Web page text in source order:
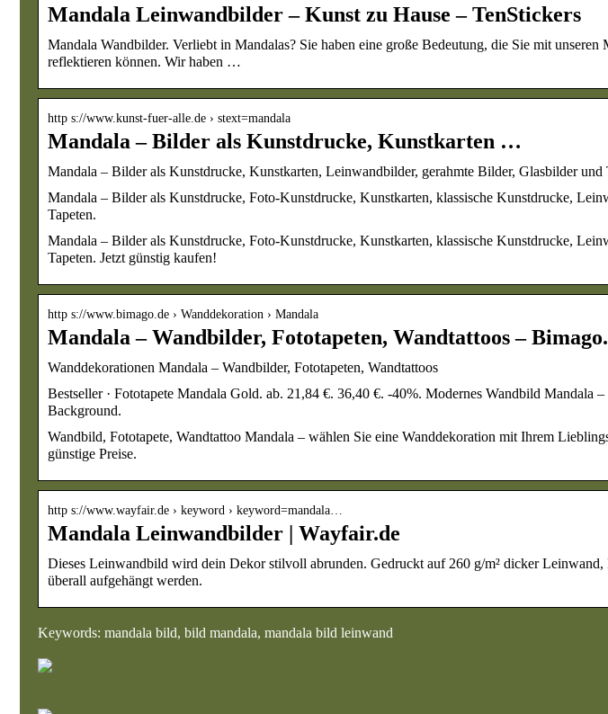
Mandala Leinwandbilder – Kunst zu Hause – TenStickers
Mandala Wandbilder. Verliebt in Mandalas? Sie haben eine große Bedeutung, die Sie mit unseren
reflektieren können. Wir haben …
http s://www.kunst-fuer-alle.de › stext=mandala
Mandala – Bilder als Kunstdrucke, Kunstkarten …
Mandala – Bilder als Kunstdrucke, Kunstkarten, Leinwandbilder, gerahmte Bilder, Glasbilder und
Mandala – Bilder als Kunstdrucke, Foto-Kunstdrucke, Kunstkarten, klassische Kunstdrucke,
Tapeten.
Mandala – Bilder als Kunstdrucke, Foto-Kunstdrucke, Kunstkarten, klassische Kunstdrucke,
Tapeten. Jetzt günstig kaufen!
http s://www.bimago.de › Wanddekoration › Mandala
Mandala – Wandbilder, Fototapeten, Wandtattoos –
Wanddekorationen Mandala – Wandbilder, Fototapeten, Wandtattoos
Bestseller · Fototapete Mandala Gold. ab. 21,84 €. 36,40 €. -40%. Modernes Wandbild Mandala
Background.
Wandbild, Fototapete, Wandtattoo Mandala – wählen Sie eine Wanddekoration mit Ihrem
günstige Preise.
http s://www.wayfair.de › keyword › keyword=mandala…
Mandala Leinwandbilder | Wayfair.de
Dieses Leinwandbild wird dein Dekor stilvoll abrunden. Gedruckt auf 260 g/m² dicker
überall aufgehängt werden.
Keywords: mandala bild, bild mandala, mandala bild leinwand